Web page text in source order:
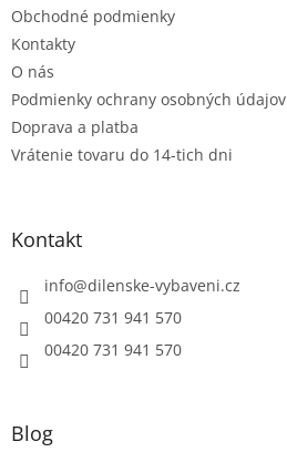
Obchodné podmienky
Kontakty
O nás
Podmienky ochrany osobných údajov
Doprava a platba
Vrátenie tovaru do 14-tich dni
Kontakt
info@dilenske-vybaveni.cz
00420 731 941 570
00420 731 941 570
Blog